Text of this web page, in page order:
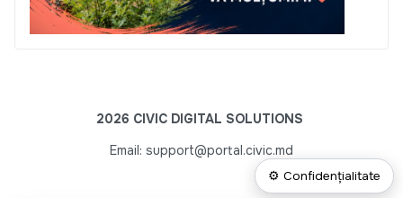
2026 CIVIC DIGITAL SOLUTIONS
Email: support@portal.civic.md
⚙ Confidențialitate